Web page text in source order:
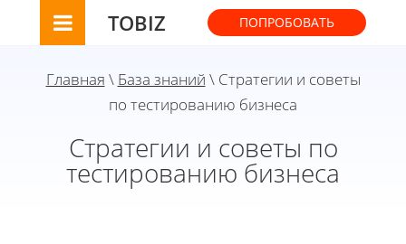
TOBIZ ПОПРОБОВАТЬ
Главная \ База знаний \ Стратегии и советы
по тестированию бизнеса
Стратегии и советы по
тестированию бизнеса